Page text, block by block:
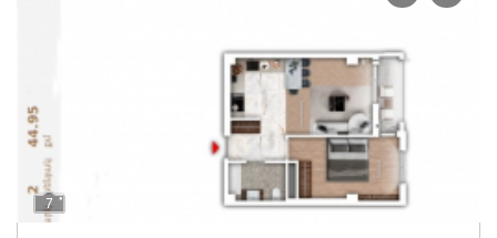
7